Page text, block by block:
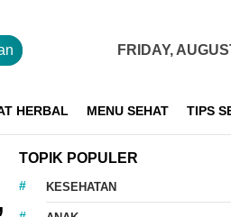
FRIDAY,
HERBAL MENU SEHAT TIPS
TOPIK POPULER
KESEHATAN